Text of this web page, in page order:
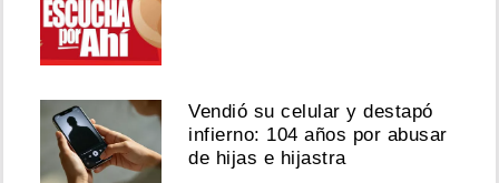
Vendió su celular y destapó
infierno: 104 años por abusar
de hijas e hijastra